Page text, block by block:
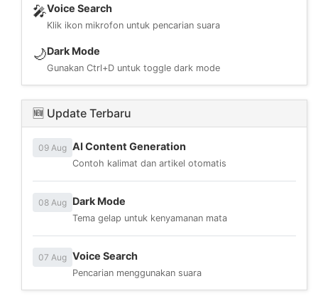
🎤Voice Search
Klik ikon mikrofon untuk pencarian suara
🌙Dark Mode
Gunakan Ctrl+D untuk toggle dark mode
🆕 Update Terbaru
09 Aug AI Content Generation
Contoh kalimat dan artikel otomatis
08 Aug Dark Mode
Tema gelap untuk kenyamanan mata
07 Aug Voice Search
Pencarian menggunakan suara